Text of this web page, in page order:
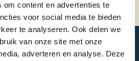
om content en advertenties te
voor social media te bieden
te analyseren. Ook delen we
van onze site met onze
adverteren en analyse. Deze
voor Zuydtwijck?